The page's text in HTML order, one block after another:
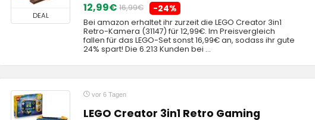
DEAL
12,99€ 16,99€ -24%
Bei amazon erhaltet ihr zurzeit die LEGO Creator 3in1
Retro-Kamera (31147) für 12,99€. Im Preisvergleich
fallen für das LEGO-Set sonst 16,99€ an, sodass ihr gute
24% spart! Die 6.213 Kunden bei ...
vor 6 Tagen
LEGO Creator 3in1 Retro Gaming